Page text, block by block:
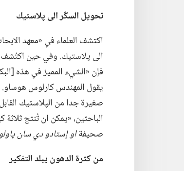
تحويل السكّر الى پلاستيك
اكتشف العلماء في «معهد
الى پلاستيك.‏ وفي حين اكتُشف
فإن «الشيء المميز في هذه
يقول المهندس كارلوس هوساو.‏
صغيرة جدا من الپلاستيك القابل
الباحثين،‏ «يمكن ان تُنتج
صحيفةاو إستادو دي سان
من كثرة الدهون يبلد التفكير